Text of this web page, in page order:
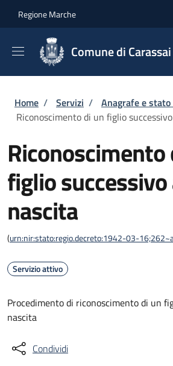
Regione Marche
Comune di Carassai
Briciole di pane
Home / Servizi / Anagrafe e
Riconoscimento di un figlio
Riconoscimento
figlio
nascita
(urn:nir:stato:regio.decreto:1942-03-
Servizio attivo
Procedimento di riconoscimento di un
nascita
Condividi